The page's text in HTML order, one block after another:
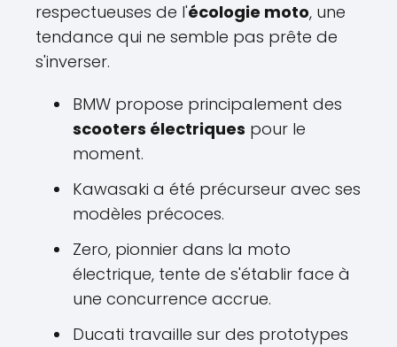
respectueuses de l'écologie moto, une
tendance qui ne semble pas prête de
s'inverser.
BMW propose principalement des
scooters électriques pour le
moment.
Kawasaki a été précurseur avec ses
modèles précoces.
Zero, pionnier dans la moto
électrique, tente de s'établir face à
une concurrence accrue.
Ducati travaille sur des prototypes